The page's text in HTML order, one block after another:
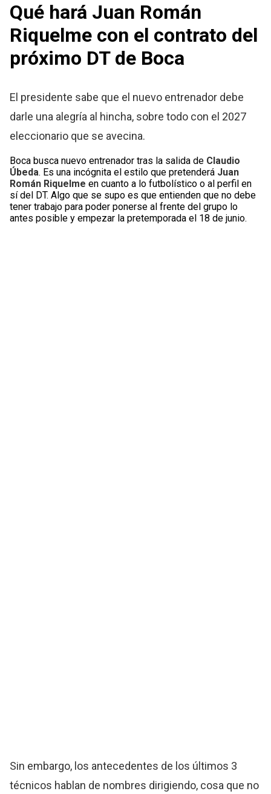
Qué hará Juan Román
Riquelme con el contrato del
próximo DT de Boca
El presidente sabe que el nuevo entrenador debe
darle una alegría al hincha, sobre todo con el 2027
eleccionario que se avecina.
Boca busca nuevo entrenador tras la salida de Claudio
Úbeda. Es una incógnita el estilo que pretenderá Juan
Román Riquelme en cuanto a lo futbolístico o al perfil en
sí del DT. Algo que se supo es que entienden que no debe
tener trabajo para poder ponerse al frente del grupo lo
antes posible y empezar la pretemporada el 18 de junio.
Sin embargo, los antecedentes de los últimos 3
técnicos hablan de nombres dirigiendo, cosa que no